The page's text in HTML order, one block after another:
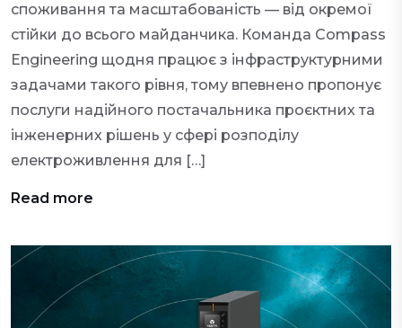
споживання та масштабованість — від окремої
стійки до всього майданчика. Команда Compass
Engineering щодня працює з інфраструктурними
задачами такого рівня, тому впевнено пропонує
послуги надійного постачальника проєктних та
інженерних рішень у сфері розподілу
електроживлення для […]
Read more